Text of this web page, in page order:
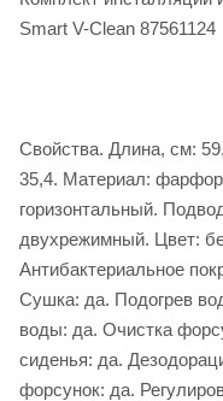
Smart V-Clean 87561124
Свойства. Длина, см:
35,4. Материал:
горизонтальный.
двухрежимный. Цвет:
Антибактериальное
Сушка: да. Подогрев
воды: да. Очистка
сиденья: да.
форсунок: да.